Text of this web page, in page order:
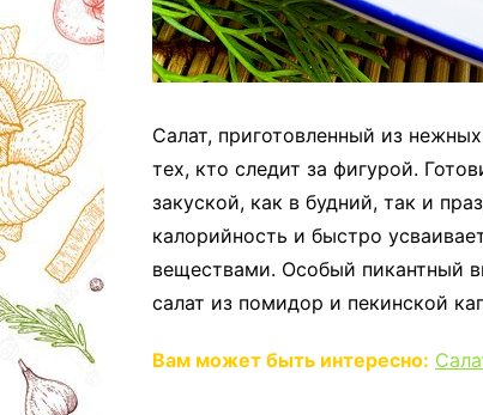
Салат, приготовленный из
тех, кто следит за фигурой.
закуской, как в будний, так и
калорийность и быстро
веществами. Особый пикантный
салат из помидор и пекинской
Вам может быть интересно: